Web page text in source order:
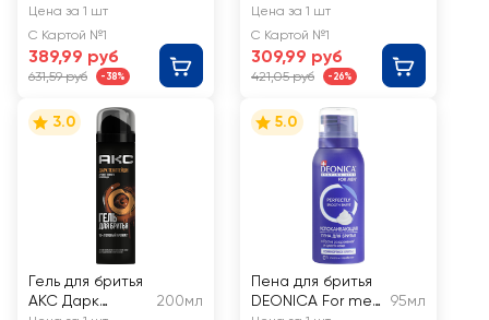
Чистая кожа, для
проблемной
кожи
Цена за 1 шт
С Картой №1
389,99 руб
631,59 руб -38%
Максимальная
защита
Цена за 1 шт
С Картой №1
309,99 руб
421,05 руб -26%
3.0
Гель для бритья
AKC Дарк
200мл
5.0
Пена для бритья
DEONICA For men
95мл